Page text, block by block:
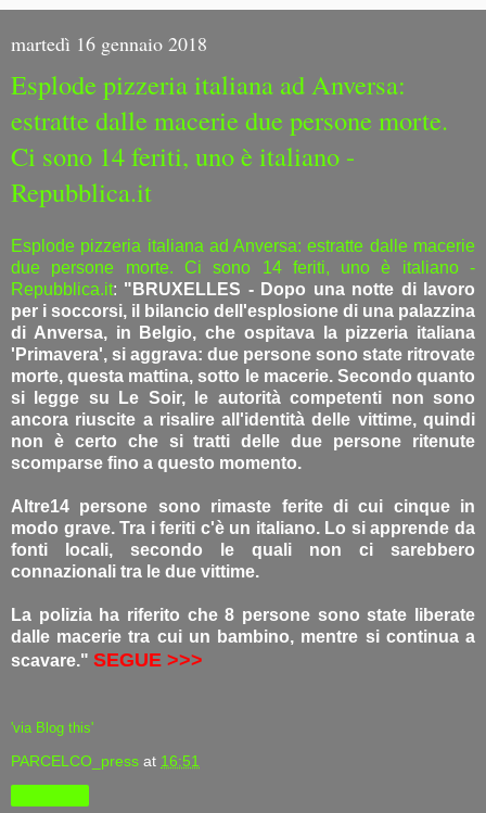
martedì 16 gennaio 2018
Esplode pizzeria italiana ad Anversa:
estratte dalle macerie due persone morte.
Ci sono 14 feriti, uno è italiano -
Repubblica.it
Esplode pizzeria italiana ad Anversa: estratte dalle macerie
due persone morte. Ci sono 14 feriti, uno è italiano -
Repubblica.it: "BRUXELLES - Dopo una notte di lavoro
per i soccorsi, il bilancio dell'esplosione di una palazzina
di Anversa, in Belgio, che ospitava la pizzeria italiana
'Primavera', si aggrava: due persone sono state ritrovate
morte, questa mattina, sotto le macerie. Secondo quanto
si legge su Le Soir, le autorità competenti non sono
ancora riuscite a risalire all'identità delle vittime, quindi
non è certo che si tratti delle due persone ritenute
scomparse fino a questo momento.
Altre14 persone sono rimaste ferite di cui cinque in
modo grave. Tra i feriti c'è un italiano. Lo si apprende da
fonti locali, secondo le quali non ci sarebbero
connazionali tra le due vittime.
La polizia ha riferito che 8 persone sono state liberate
dalle macerie tra cui un bambino, mentre si continua a
scavare." SEGUE >>>
'via Blog this'
PARCELCO_press at 16:51